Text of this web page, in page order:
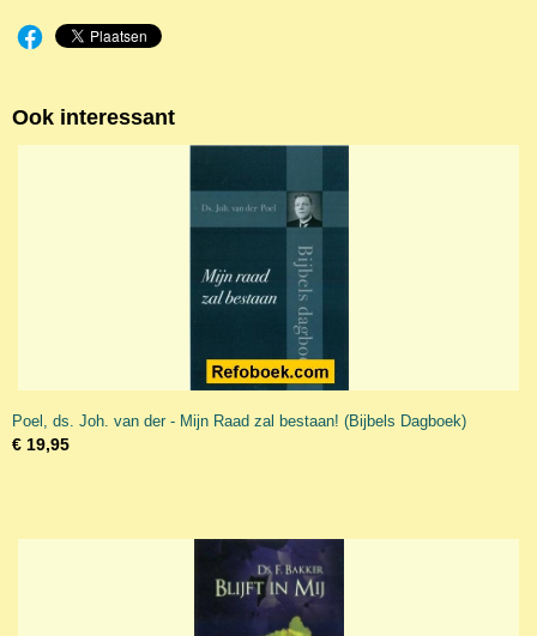
Ook interessant
Poel, ds. Joh. van der - Mijn Raad zal bestaan! (Bijbels Dagboek)
€ 19,95